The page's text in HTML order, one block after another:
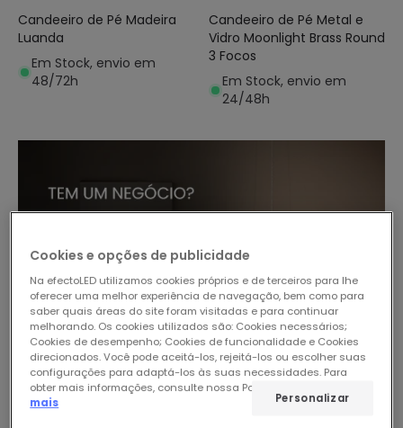
Candeeiro de Pé Madeira
Luanda
Em Stock, envio em
48/72h
Candeeiro de Pé Metal e
Vidro Moonlight Brass Round
3 Focos
Em Stock, envio em
24/48h
Cookies e opções de publicidade
Na efectoLED utilizamos cookies próprios e de terceiros para lhe
oferecer uma melhor experiência de navegação, bem como para
saber quais áreas do site foram visitadas e para continuar
melhorando. Os cookies utilizados são: Cookies necessários;
Cookies de desempenho; Cookies de funcionalidade e Cookies
direcionados. Você pode aceitá-los, rejeitá-los ou escolher suas
configurações para adaptá-los às suas necessidades. Para
obter mais informações, consulte nossa Política de Cookies.
mais
Personalizar